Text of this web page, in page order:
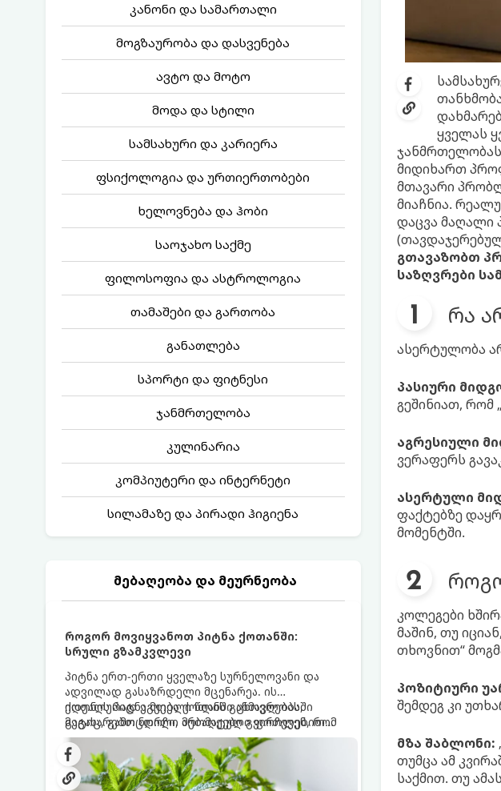
კანონი და სამართალი
მოგზაურობა და დასვენება
ავტო და მოტო
მოდა და სტილი
სამსახური და კარიერა
ფსიქოლოგია და ურთიერთობები
ხელოვნება და ჰობი
საოჯახო საქმე
ფილოსოფია და ასტროლოგია
თამაშები და გართობა
განათლება
სპორტი და ფიტნესი
ჯანმრთელობა
კულინარია
კომპიუტერი და ინტერნეტი
სილამაზე და პირადი ჰიგიენა
მებაღეობა და მეურნეობა
როგორ მოვიყვანოთ პიტნა ქოთანში:
სრული გზამკვლევი
პიტნა ერთ-ერთი ყველაზე სურნელოვანი და
ადვილად გასაზრდელი მცენარეა. ის
იდეალურად ეგუება ქოთანში ცხოვრებას,
მეტიც, გამოცდილი მებაღეები გვირჩევენ, რომ
პიტნა მხოლოდ ქოთანში მოვიყვანოთ, რადგან
ღია გრუნტში (ბაღში) დარგვისას ის ფესვებით
ძალიან სწრაფად ვრცელდება და სხვა
მცენარეებს ავიწროებს.
ქოთნის პიტნა მთელი წლის განმავლობაში
გაგახარებთ ნორჩი, არომატული ფოთლებით
ჩაის, ლიმონათისა თუ კერძებისთვის.
ყველას
მიდიხართ
მთავარი
მიაჩნია.
დაცვა მაღალი
გთავაზობთ
საზღვრები
რა
ასერტულობა
პასიური
გეშინიათ,
აგრესიული
ვერაფერს
ასერტული
ფაქტებზე
მომენტში.
კოლეგები
მაშინ, თუ
თხოვნით“
პოზიტიური
შემდეგ კი
მზა შაბლონი:
თუმცა ამ
საქმით. თუ